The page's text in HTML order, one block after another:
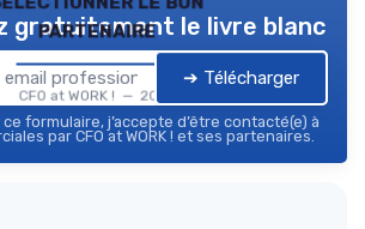
partenaire
CFO at WORK ! — 2026
gratuitement le livre blanc
➔ Télécharger
formulaire, j’accepte d’être contacté(e) à
par CFO at WORK ! et ses partenaires.